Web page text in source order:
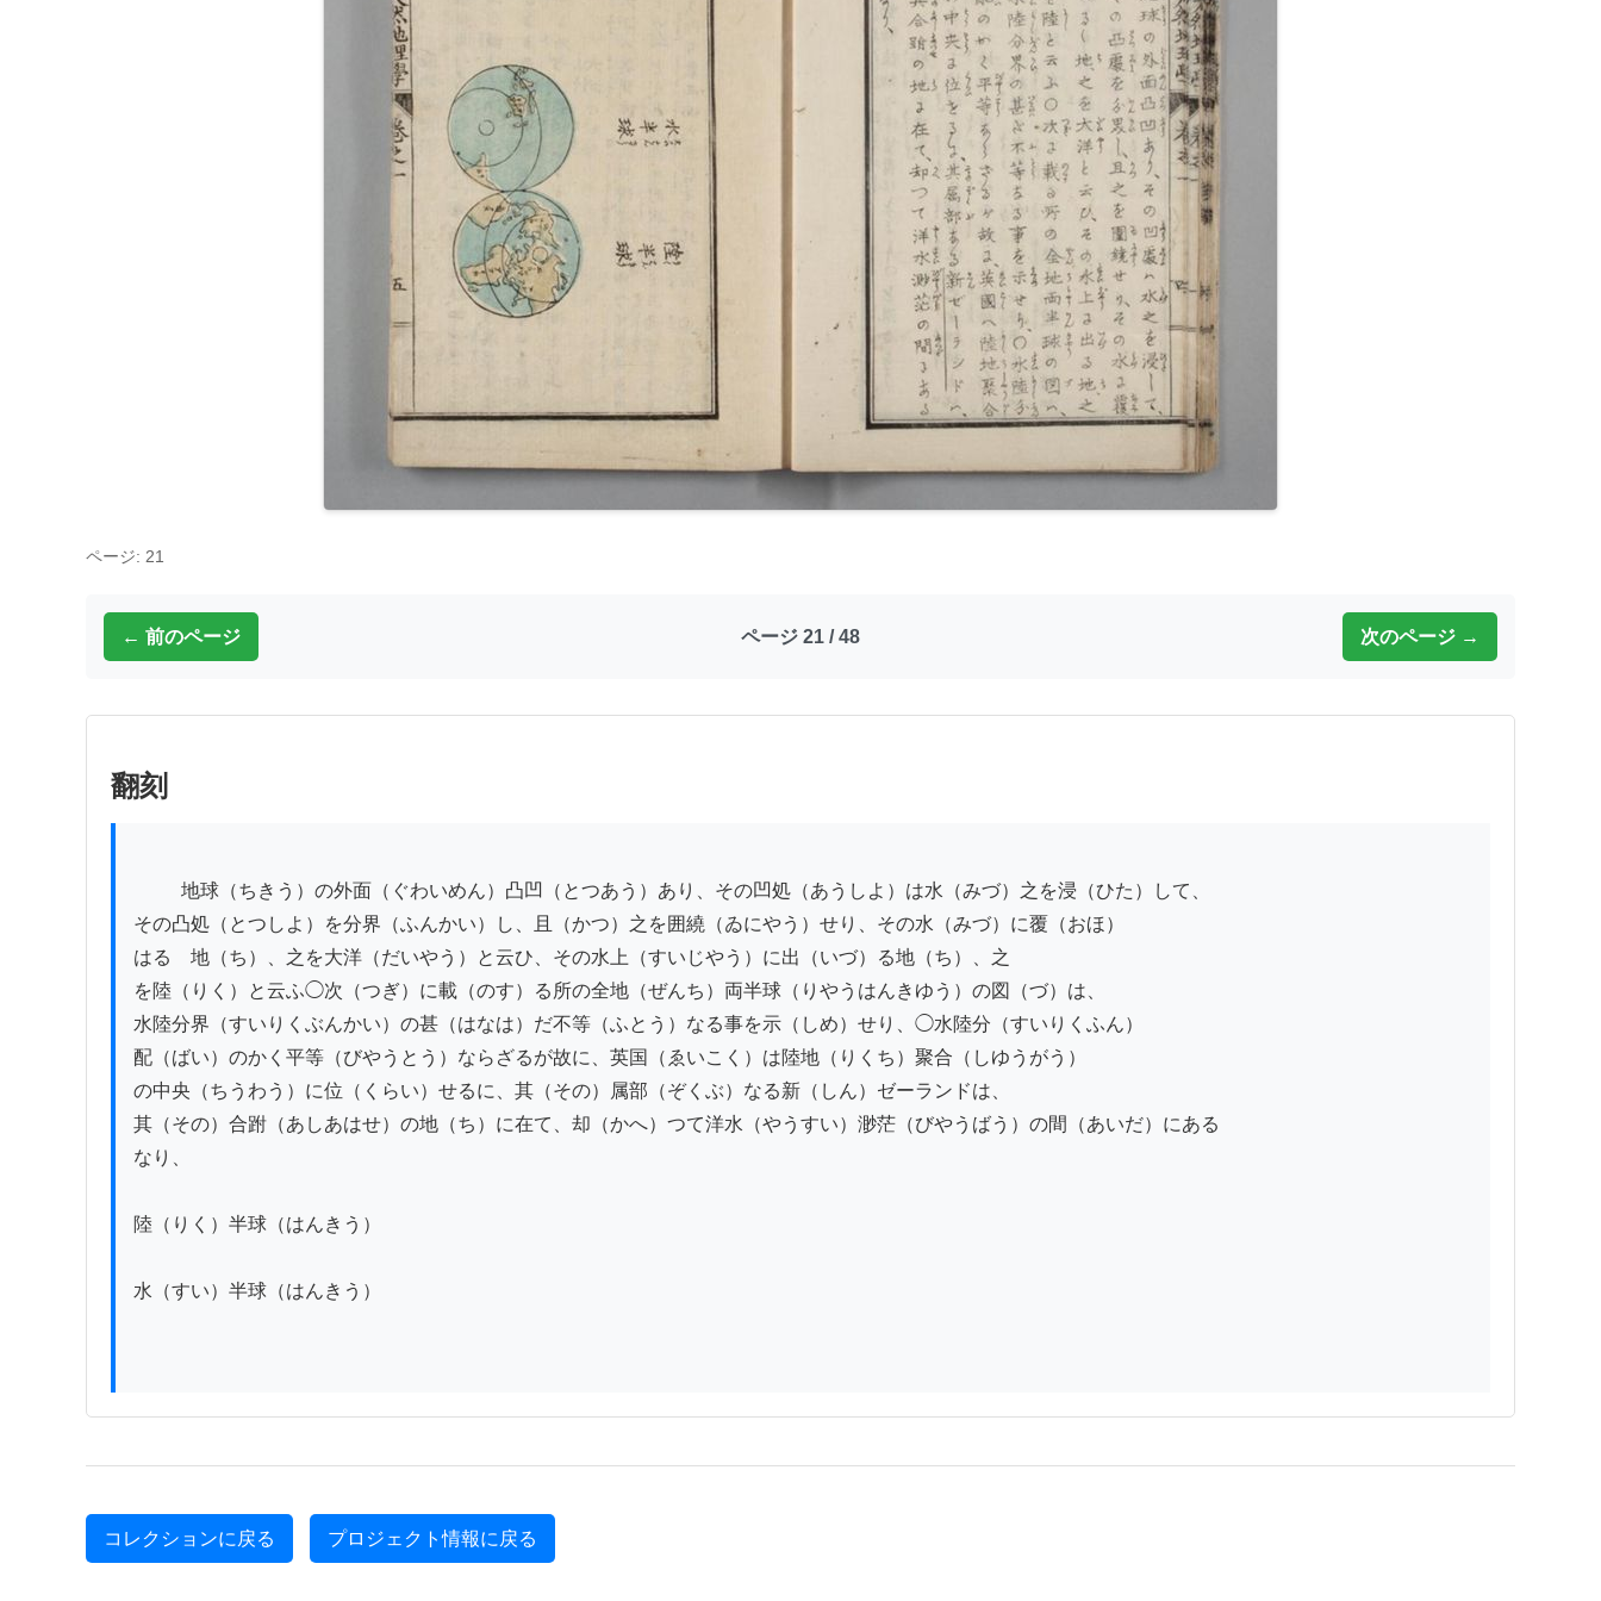
ページ: 21
← 前のページ ページ 21 / 48 次のページ →
翻刻
その凸処（とつしよ）を分界（ふんかい）し、且（かつ）之を囲繞（ゐにやう）せり、その水（みづ）に覆（おほ）
はるゝ地（ち）、之を大洋（だいやう）と云ひ、その水上（すいじやう）に出（いづ）る地（ち）、之
を陸（りく）と云ふ◯次（つぎ）に載（のす）る所の全地（ぜんち）両半球（りやうはんきゆう）の図（づ）は、
水陸分界（すいりくぶんかい）の甚（はなは）だ不等（ふとう）なる事を示（しめ）せり、◯水陸分（すいりくふん）
配（ばい）のかく平等（びやうとう）ならざるが故に、英国（ゑいこく）は陸地（りくち）聚合（しゆうがう）
の中央（ちうわう）に位（くらい）せるに、其（その）属部（ぞくぶ）なる新（しん）ゼーランドは、
其（その）合跗（あしあはせ）の地（ち）に在て、却（かへ）つて洋水（やうすい）渺茫（びやうばう）の間（あいだ）にある
なり、
陸（りく）半球（はんきう）
水（すい）半球（はんきう）
コレクションに戻る プロジェクト情報に戻る